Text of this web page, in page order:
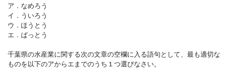
ア．なめろう
イ．ういろう
ウ．ほうとう
エ．ばっとう
千葉県の水産業に関する次の文章の空欄に入る語句として、最も適切な
ものを以下のアからエまでのうち１つ選びなさい。